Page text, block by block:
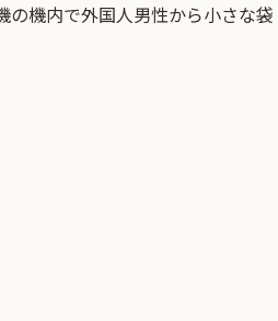
機内で外国人男性から小さな袋